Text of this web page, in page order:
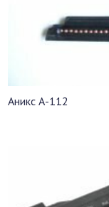
Аникс А-112